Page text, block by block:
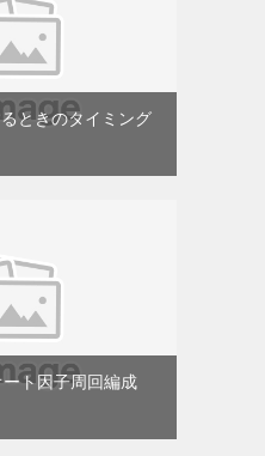
ときのタイミング
ト因子周回編成